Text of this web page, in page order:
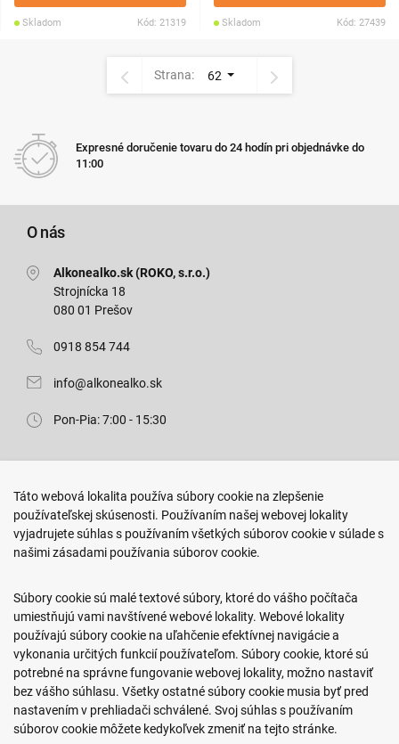
Skladom Kód: 21319 Skladom Kód: 27439
Strana: 62
Expresné doručenie tovaru do 24 hodín pri objednávke do
11:00
O nás
Alkonealko.sk (ROKO, s.r.o.)
Strojnícka 18
080 01 Prešov
0918 854 744
info@alkonealko.sk
Pon-Pia: 7:00 - 15:30
Arm. gen. Svobodu 23/A
080 01 Prešov
0917 466 578
sekcovpredajna@doroka.sk
Pon-Ned: 9:00 - 20:00
Podmienky nákupu
Táto webová lokalita používa súbory cookie na zlepšenie
používateľskej skúsenosti. Používaním našej webovej lokality
vyjadrujete súhlas s používaním všetkých súborov cookie v súlade s
našimi zásadami používania súborov cookie.
Súbory cookie sú malé textové súbory, ktoré do vášho počítača
umiestňujú vami navštívené webové lokality. Webové lokality
používajú súbory cookie na uľahčenie efektívnej navigácie a
vykonania určitých funkcií používateľom. Súbory cookie, ktoré sú
potrebné na správne fungovanie webovej lokality, možno nastaviť
bez vášho súhlasu. Všetky ostatné súbory cookie musia byť pred
nastavením v prehliadači schválené. Svoj súhlas s používaním
súborov cookie môžete kedykoľvek zmeniť na tejto stránke.